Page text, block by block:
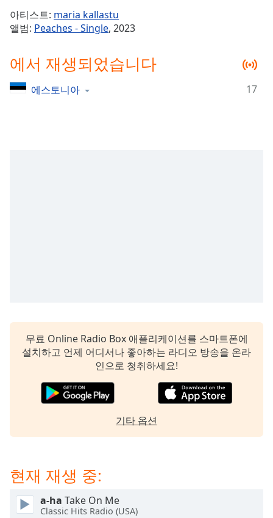
Playback
Rate
Chapters
selected
modal
window.
아티스트: maria kallastu
앨범: Peaches - Single, 2023
에서 재생되었습니다
에스토니아 17
무료 Online Radio Box 애플리케이션를 스마트폰에
설치하고 언제 어디서나 좋아하는 라디오 방송을 온라
인으로 청취하세요!
기타 옵션
현재 재생 중:
a-ha Take On Me
Classic Hits Radio (USA)